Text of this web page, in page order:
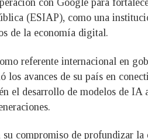
con Google para
(ESIAP), como una
de la economía digital.
referente internacional en
avances de su país en
el desarrollo de modelos de
compromiso de profundizar la